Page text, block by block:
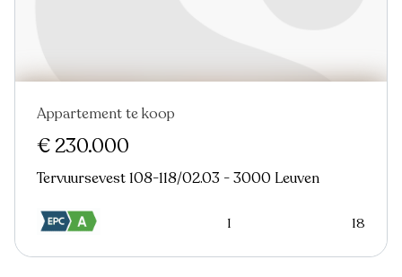
Appartement te koop
€ 230.000
Tervuursevest 108-118/02.03 - 3000 Leuven
1 18